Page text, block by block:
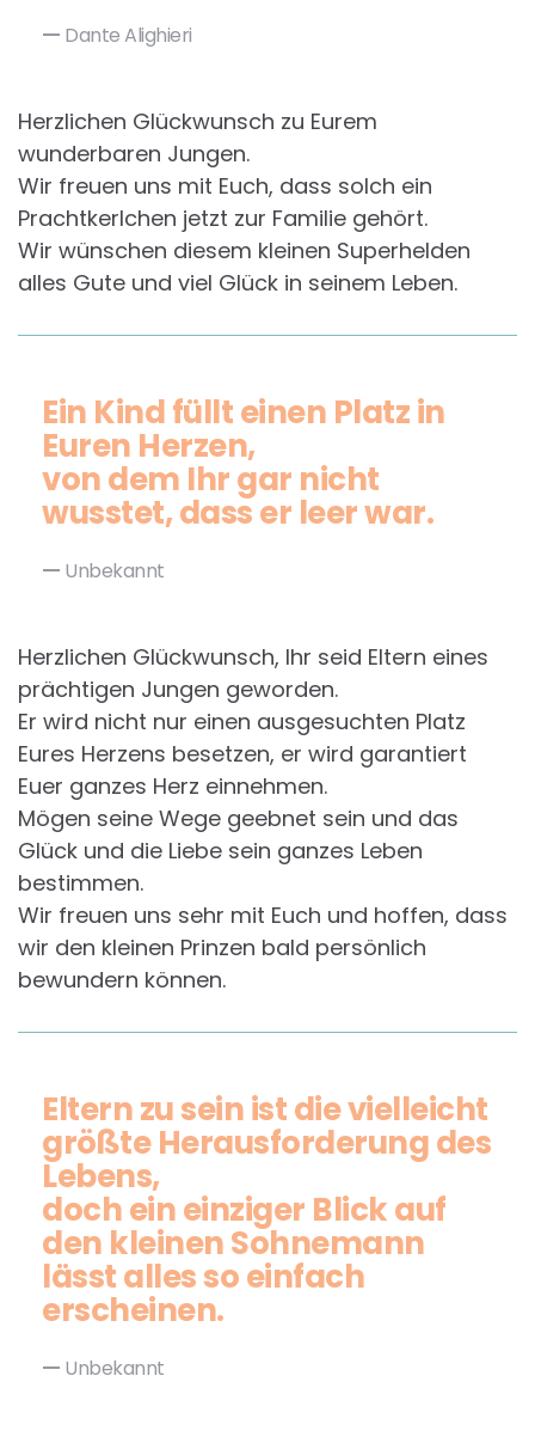
Dante Alighieri
Herzlichen Glückwunsch zu Eurem
wunderbaren Jungen.
Wir freuen uns mit Euch, dass solch ein
Prachtkerlchen jetzt zur Familie gehört.
Wir wünschen diesem kleinen Superhelden
alles Gute und viel Glück in seinem Leben.
Ein Kind füllt einen Platz in
Euren Herzen,
von dem Ihr gar nicht
wusstet, dass er leer war.
Unbekannt
Herzlichen Glückwunsch, Ihr seid Eltern eines
prächtigen Jungen geworden.
Er wird nicht nur einen ausgesuchten Platz
Eures Herzens besetzen, er wird garantiert
Euer ganzes Herz einnehmen.
Mögen seine Wege geebnet sein und das
Glück und die Liebe sein ganzes Leben
bestimmen.
Wir freuen uns sehr mit Euch und hoffen, dass
wir den kleinen Prinzen bald persönlich
bewundern können.
Eltern zu sein ist die vielleicht
größte Herausforderung des
Lebens,
doch ein einziger Blick auf
den kleinen Sohnemann
lässt alles so einfach
erscheinen.
Unbekannt